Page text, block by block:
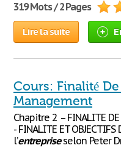
319 Mots / 2 Pages
Lire la suite
Cours: Finalité
Management
Chapitre 2 – FINALITE DE
- FINALITE ET OBJECTIFS
l’entrepriseselon Peter